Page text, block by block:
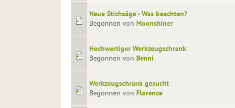
Neue Stichsäge - Was beachten?
Begonnen von Moonshiner
Hochwertiger Werkzeugschrank
Begonnen von Benni
Werkzeugschrank gesucht
Begonnen von Florence